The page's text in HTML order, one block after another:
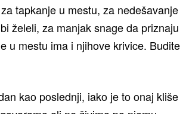
tapkanje u mestu, za nedešavanje
želeli, za manjak snage da priznaju
u mestu ima i njihove krivice. Budite
kao poslednji, iako je to onaj kliše